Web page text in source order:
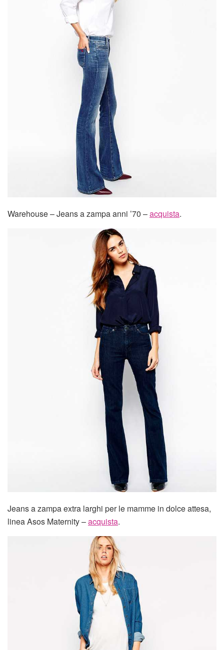
Warehouse – Jeans a zampa anni ’70 –acquista.
Jeans a zampa extra larghi per le mamme in dolce attesa,
linea Asos Maternity –acquista.